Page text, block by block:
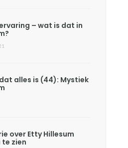
– wat is dat in
alles is (44): Mystiek
over Etty Hillesum
zien